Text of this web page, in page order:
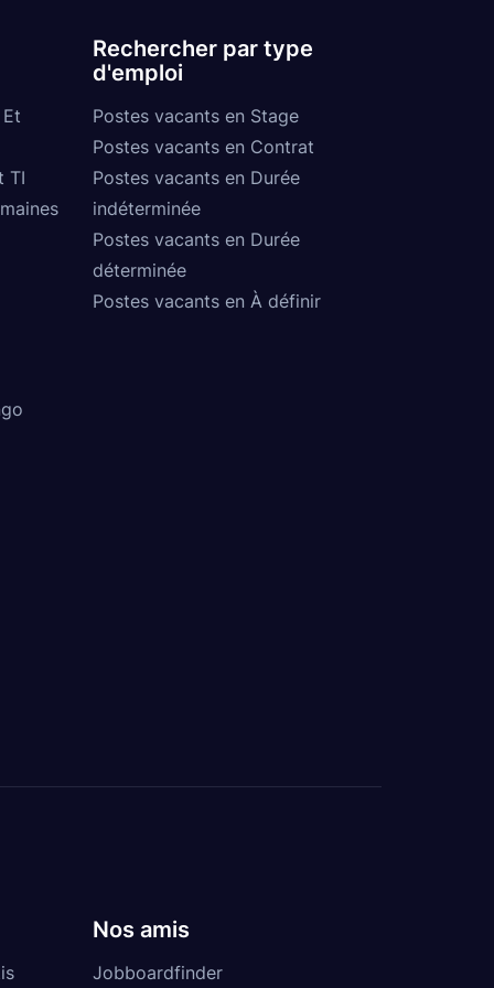
TI
Rechercher par type
d'emploi
Postes vacants en Stage
Postes vacants en Contrat
Postes vacants en Durée
indéterminée
Postes vacants en Durée
déterminée
Postes vacants en À définir
Nos amis
Jobboardfinder